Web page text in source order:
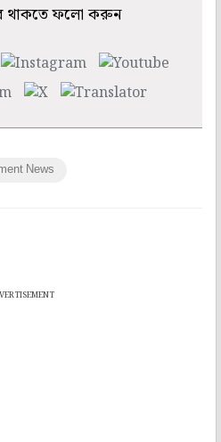
থাকতে ফলো করুন
News